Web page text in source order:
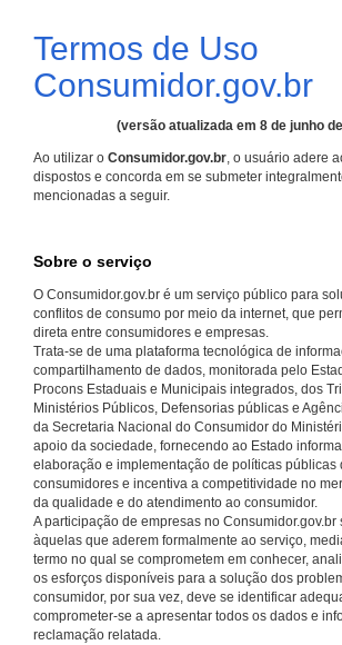
Termos de Uso
Consumidor.gov.br
(versão atualizada em 8 de junho
Ao utilizar o Consumidor.gov.br, o usuário adere
dispostos e concorda em se submeter
mencionadas a seguir.
Sobre o serviço
O Consumidor.gov.br é um serviço público para
conflitos de consumo por meio da internet, que
direta entre consumidores e empresas.
Trata-se de uma plataforma tecnológica de
compartilhamento de dados, monitorada pelo
Procons Estaduais e Municipais integrados, dos
Ministérios Públicos, Defensorias públicas e
da Secretaria Nacional do Consumidor do
apoio da sociedade, fornecendo ao Estado
elaboração e implementação de políticas públicas
consumidores e incentiva a competitividade no
da qualidade e do atendimento ao consumidor.
A participação de empresas no Consumidor.gov.br
àquelas que aderem formalmente ao serviço,
termo no qual se comprometem em conhecer,
os esforços disponíveis para a solução dos
consumidor, por sua vez, deve se identificar
comprometer-se a apresentar todos os dados e
reclamação relatada.